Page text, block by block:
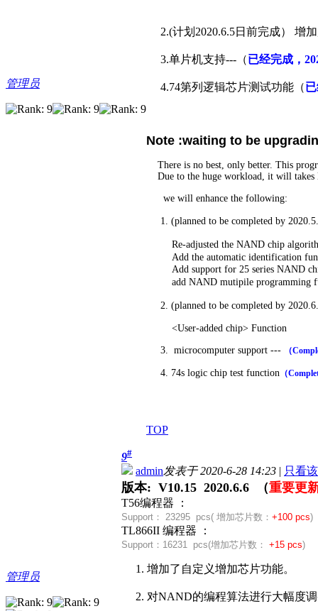
管理员
2.(计划2020.6.5日前完成） 增
3.单片机支持---（已经完成，
4.74第列逻辑芯片测试功能（
Note :waiting to be
There is no best, only better. This
Due to the huge workload, it will takes
we will enhance the following:
1. (planned to be completed by
Re-adjusted the NAND chip algorithm
Add the automatic identification
Add support for 25 series NAND
add NAND mutipile programming
2. (planned to be completed by
<User-added chip> Function
3. microcomputer support --- （
4. 74s logic chip test function （
TOP
管理员
9#
admin发表于 2020-6-28 14:23 | 只看
版本: V10.15 2020.6.6 （重要更
T56编程器 ：
Support： 23295 pcs( 增加芯片数： +100 pcs)
TL866II 编程器 ：
Support： 16231 pcs(增加芯片数： +15 pcs)
1. 增加了自定义增加芯片功能。
2. 对NAND的编程算法进行大幅度